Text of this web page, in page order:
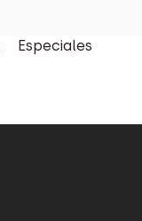
Especiales